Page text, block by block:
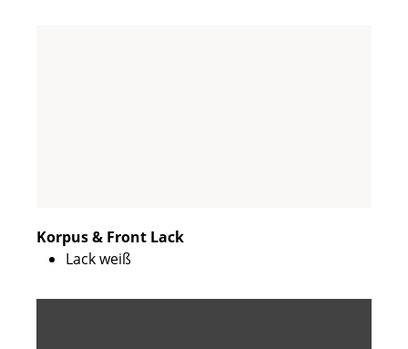
Korpus & Front Lack
Lack weiß